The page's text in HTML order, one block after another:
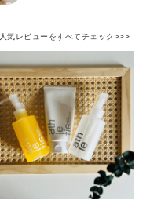
人気レビューをすべてチェック>>>